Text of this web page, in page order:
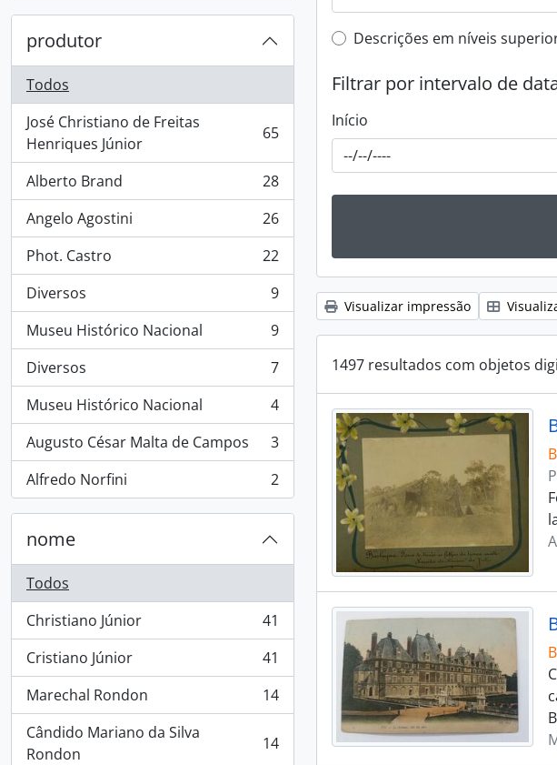
produtor
Todos
José Christiano de Freitas
Henriques Júnior
, 65 resultados 65
Alberto Brand
, 28 resultados
28
Angelo Agostini
, 26 resultados
26
Phot. Castro
, 22 resultados
22
Diversos
, 9 resultados
9
Museu Histórico Nacional
, 9 resultados
9
Diversos
, 7 resultados
7
Museu Histórico Nacional
, 4 resultados
4
Augusto César Malta de Campos
, 3 resultados
3
Alfredo Norfini
, 2 resultados 2
nome
Todos
Christiano Júnior
, 41 resultados
41
Cristiano Júnior
, 41 resultados
41
Marechal Rondon
, 14 resultados
14
Cândido Mariano da Silva
Rondon
, 14 resultados 14
Filtro de descrição
Descrições em níveis
Filtrar por intervalo de
Início
Visualizar impressão
1497 resultados com objetos